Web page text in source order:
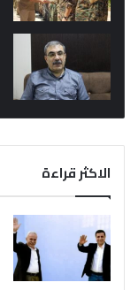
الاكثر قراءة